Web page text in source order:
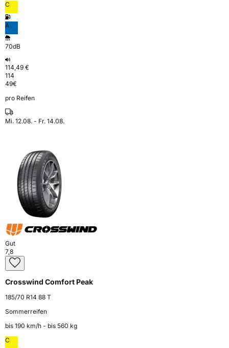
C
A
70dB
114,49 €
114
49€
pro Reifen
Mi. 12.08. - Fr. 14.08.
Gut
7,8
Crosswind Comfort Peak
185/70 R14 88 T
Sommerreifen
bis 190 km⁠/⁠h - bis 560 kg
C